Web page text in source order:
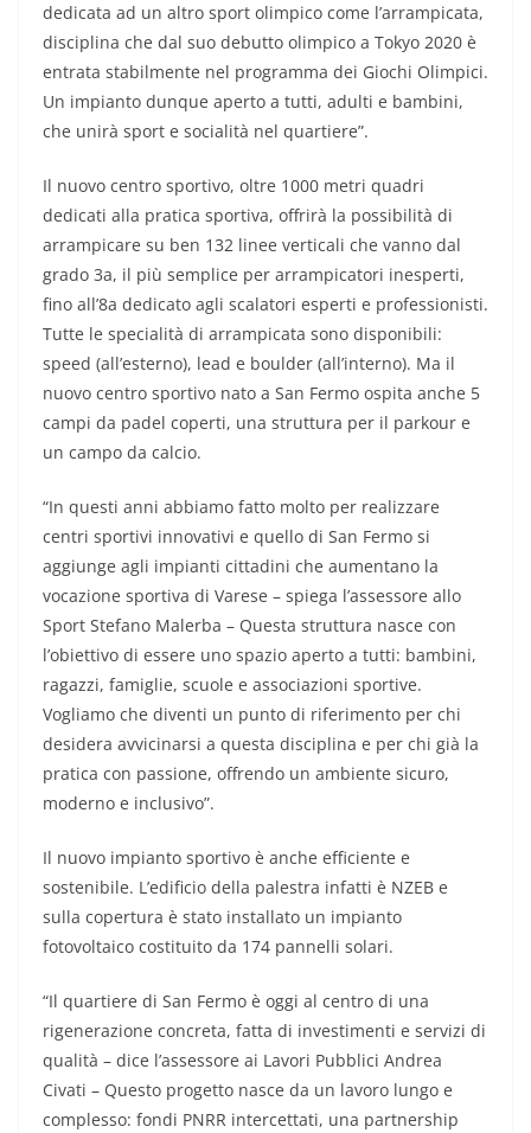
dedicata ad un altro sport olimpico come l’arrampicata,
disciplina che dal suo debutto olimpico a Tokyo 2020 è
entrata stabilmente nel programma dei Giochi Olimpici.
Un impianto dunque aperto a tutti, adulti e bambini,
che unirà sport e socialità nel quartiere”.
Il nuovo centro sportivo, oltre 1000 metri quadri
dedicati alla pratica sportiva, offrirà la possibilità di
arrampicare su ben 132 linee verticali che vanno dal
grado 3a, il più semplice per arrampicatori inesperti,
fino all’8a dedicato agli scalatori esperti e professionisti.
Tutte le specialità di arrampicata sono disponibili:
speed (all’esterno), lead e boulder (all’interno). Ma il
nuovo centro sportivo nato a San Fermo ospita anche 5
campi da padel coperti, una struttura per il parkour e
un campo da calcio.
“In questi anni abbiamo fatto molto per realizzare
centri sportivi innovativi e quello di San Fermo si
aggiunge agli impianti cittadini che aumentano la
vocazione sportiva di Varese – spiega l’assessore allo
Sport Stefano Malerba – Questa struttura nasce con
l’obiettivo di essere uno spazio aperto a tutti: bambini,
ragazzi, famiglie, scuole e associazioni sportive.
Vogliamo che diventi un punto di riferimento per chi
desidera avvicinarsi a questa disciplina e per chi già la
pratica con passione, offrendo un ambiente sicuro,
moderno e inclusivo”.
Il nuovo impianto sportivo è anche efficiente e
sostenibile. L’edificio della palestra infatti è NZEB e
sulla copertura è stato installato un impianto
fotovoltaico costituito da 174 pannelli solari.
“Il quartiere di San Fermo è oggi al centro di una
rigenerazione concreta, fatta di investimenti e servizi di
qualità – dice l’assessore ai Lavori Pubblici Andrea
Civati – Questo progetto nasce da un lavoro lungo e
complesso: fondi PNRR intercettati, una partnership